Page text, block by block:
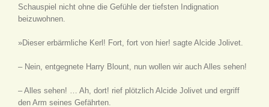
Schauspiel nicht ohne die Gefühle der tiefsten Indignation
beizuwohnen.
»Dieser erbärmliche Kerl! Fort, fort von hier! sagte Alcide Jolivet.
– Nein, entgegnete Harry Blount, nun wollen wir auch Alles sehen!
– Alles sehen! … Ah, dort! rief plötzlich Alcide Jolivet und ergriff
den Arm seines Gefährten.